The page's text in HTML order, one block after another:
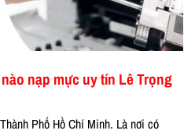
nạp mực uy tín Lê Trọng
Phố Hồ Chí Minh. Là nơi có